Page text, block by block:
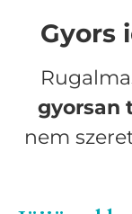
Gyors
gyorsan
nem